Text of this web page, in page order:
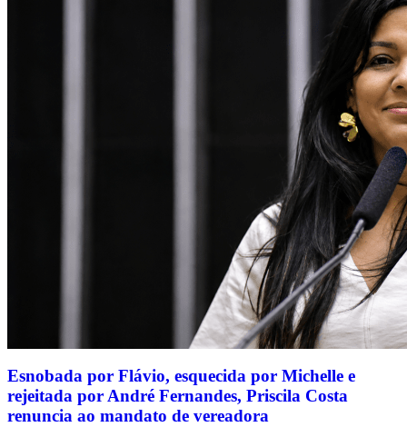
Esnobada por Flávio, esquecida por Michelle e
rejeitada por André Fernandes, Priscila Costa
renuncia ao mandato de vereadora